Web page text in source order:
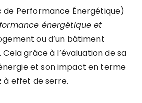
de Performance Énergétique)
énergétique et
ou d’un bâtiment
grâce à l’évaluation de sa
et son impact en terme
à effet de serre.